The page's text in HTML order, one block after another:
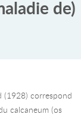
de)
(1928) correspond
calcaneum (os